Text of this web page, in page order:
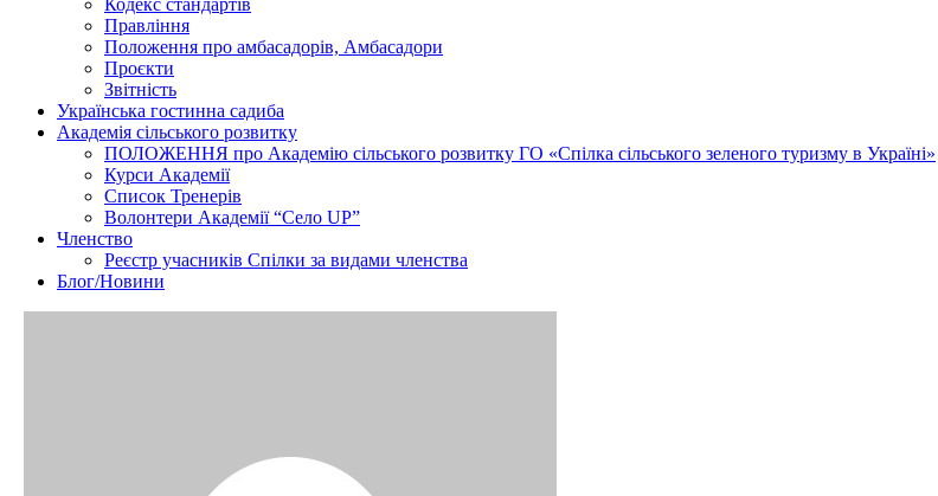
Кодекс стандартів
Правління
Положення про амбасадорів, Амбасадори
Проєкти
Звітність
Українська гостинна садиба
Академія сільського розвитку
ПОЛОЖЕННЯ про Академію cільського розвитку ГО «Спілка сільського зеленого туризму в Україні»
Курси Академії
Список Тренерів
Волонтери Академії “Село UP”
Членство
Реєстр учасників Спілки за видами членства
Блог/Новини